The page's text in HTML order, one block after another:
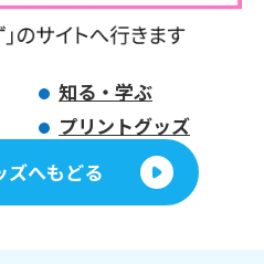
知る・学ぶ
プリントグッズ
ズへもどる